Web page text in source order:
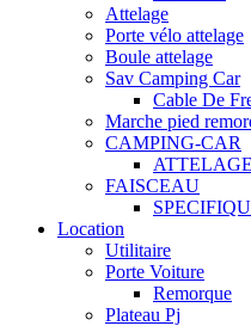
Attelage
Porte vélo attelage
Boule attelage
Sav Camping Car
Cable De
Marche pied
CAMPING-CAR
FAISCEAU
Location
Utilitaire
Porte Voiture
Remorque
Plateau Pj